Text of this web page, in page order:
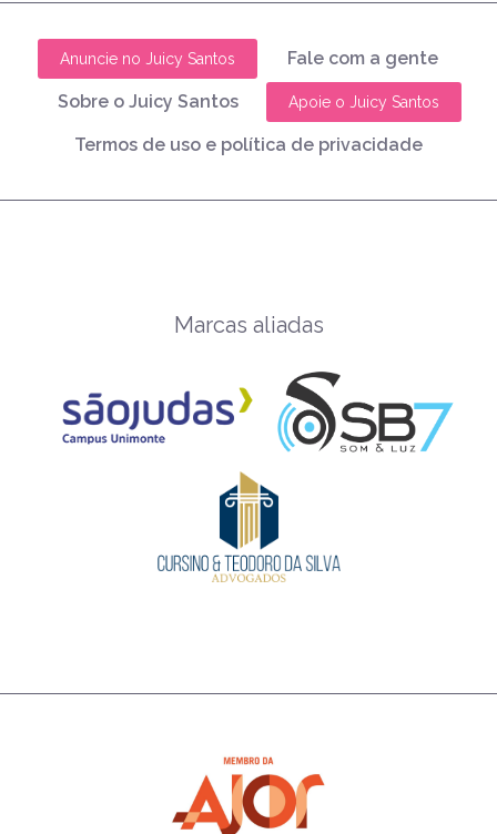
Anuncie no Juicy Santos Fale com a gente
Sobre o Juicy Santos Apoie o Juicy Santos
Termos de uso e política de privacidade
Marcas aliadas